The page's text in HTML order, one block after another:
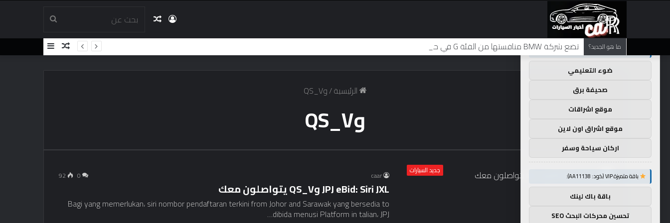
بحث
عن
مقال
عشوائي
تسجيل
الدخول
ما هو الجديد؟ تضع شركة BMW منافستها من الفئة G في حالة انتظار مع وصول الرياح المعاكسة في الصين إلى موطنها
إضافةمقال
الرئيسية/وQS_V
وQS_V
جديد السيارات caar
0
92
JPJ eBid: Siri JXL وQS_V يتواصلون معك
Bagi yang memerlukan، siri nombor pendaftaran terkini from Johor and Sarawak yang bersedia to
dibida menusi Platform in talian، JPJ…
توصيات :
باقة متميزة VIP (كود: AA35872):
ضوء التعليمي
صحيفة برق
موقع اشراقات
موقع اشراق اون لاين
اركان سياحة وسفر
باقة متميزة VIP (كود: AA11138):
باقة باك لينك
تحسين محركات البحث SEO